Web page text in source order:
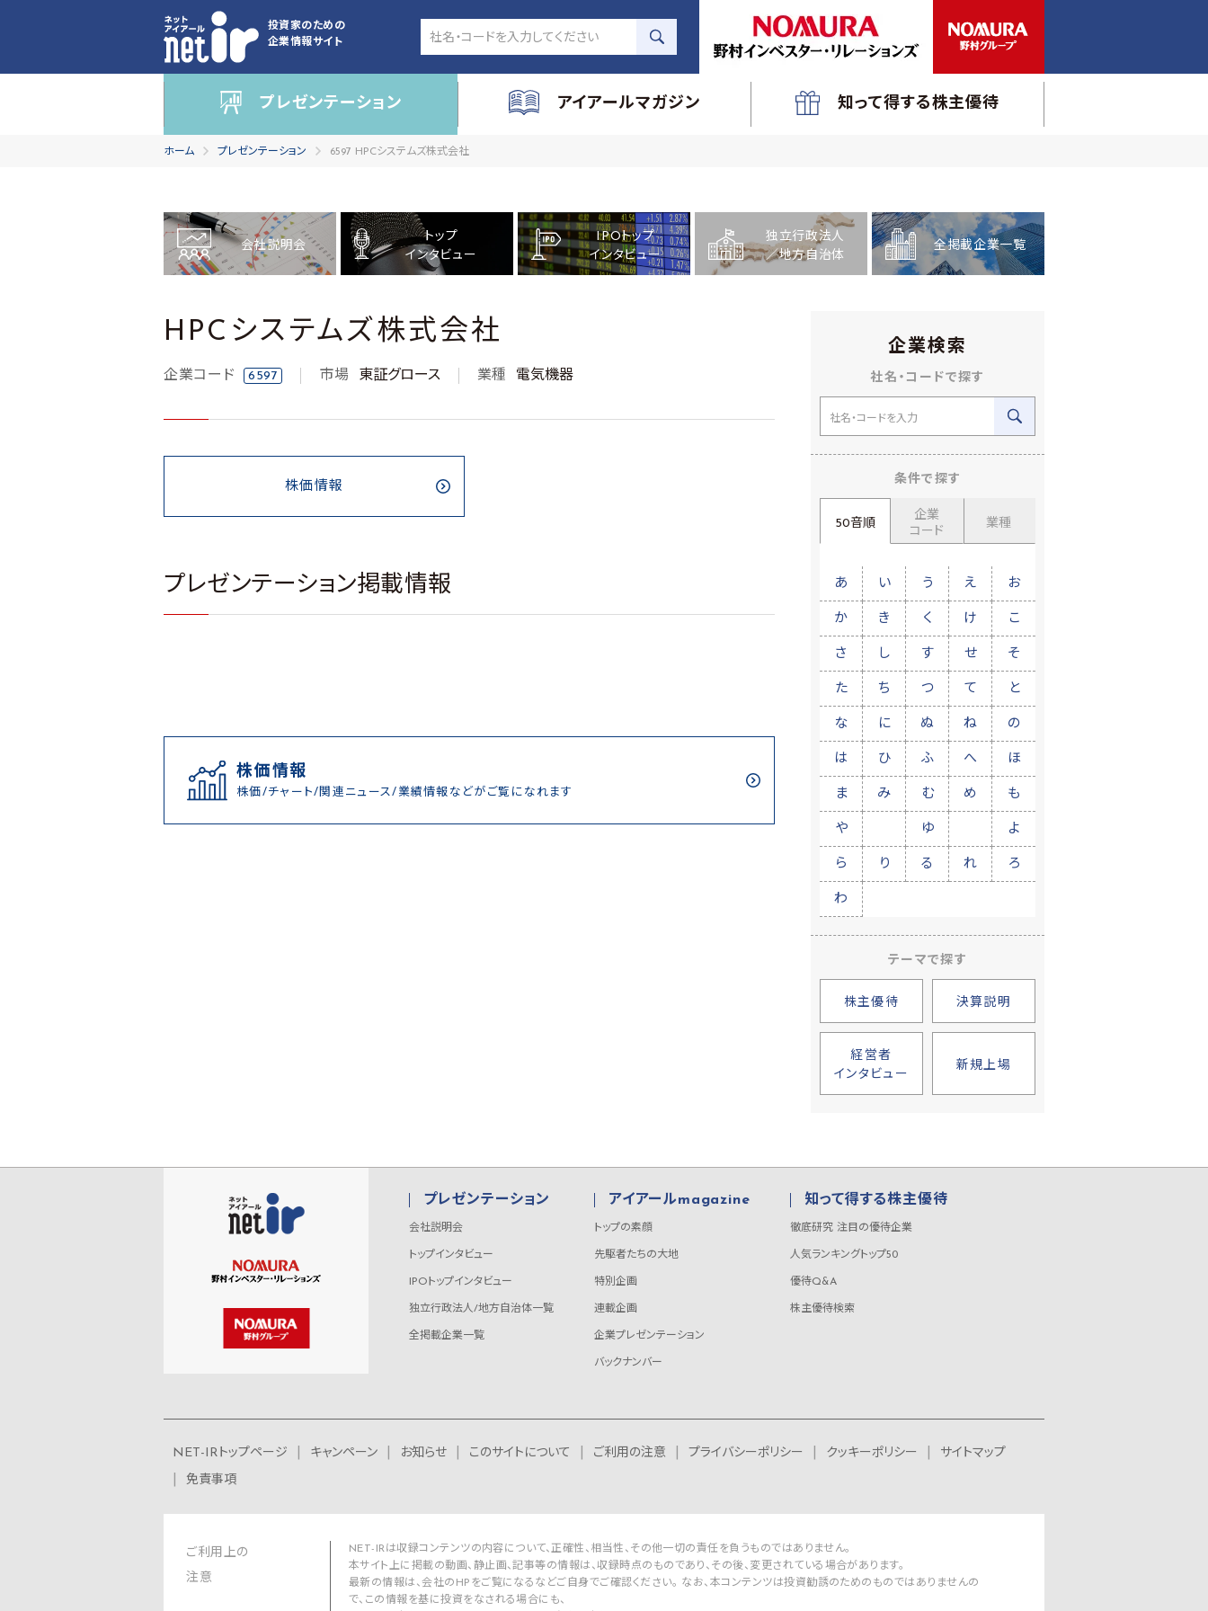
投資家のための
企業情報サイト
プレゼンテーション アイアールマガジン 知って得する株主優待
ホーム プレゼンテーション 6597 HPCシステムズ株式会社
会社説明会
トップ
インタビュー
IPOトップ
インタビュー
独立行政法人
／地方自治体
全掲載企業一覧
HPCシステムズ株式会社
企業コード 6597 市場 東証グロース 業種 電気機器
株価情報
プレゼンテーション掲載情報
株価情報
株価/チャート/関連ニュース/業績情報などがご覧になれます
企業検索
社名・コードで探す
条件で探す
50音順
企業
コード
業種
あ い う え お
か き く け こ
さ し す せ そ
た ち つ て と
な に ぬ ね の
は ひ ふ へ ほ
ま み む め も
や ゆ よ
ら り る れ ろ
わ
テーマで探す
株主優待 決算説明
経営者
インタビュー
新規上場
プレゼンテーション
会社説明会
トップインタビュー
IPOトップインタビュー
独立行政法人/地方自治体一覧
全掲載企業一覧
アイアールmagazine
トップの素顔
先駆者たちの大地
特別企画
連載企画
企業プレゼンテーション
バックナンバー
知って得する株主優待
徹底研究 注目の優待企業
人気ランキングトップ50
優待Q&A
株主優待検索
NET-IRトップページ キャンペーン お知らせ このサイトについて ご利用の注意 プライバシーポリシー クッキーポリシー
サイトマップ
免責事項
ご利用上の
注意
NET-IRは収録コンテンツの内容について、正確性、相当性、その他一切の責任を負うものではありません。
本サイト上に掲載の動画、静止画、記事等の情報は、収録時点のものであり、その後、変更されている場合があります。
最新の情報は、会社のHPをご覧になるなどご自身でご確認ください。 なお、本コンテンツは投資勧誘のためのものではありませんの
で、この情報を基に投資をなされる場合にも、